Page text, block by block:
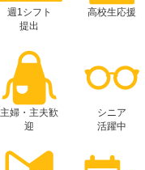
週1シフト
提出
高校生応援
主婦・主夫歓
迎
シニア
活躍中